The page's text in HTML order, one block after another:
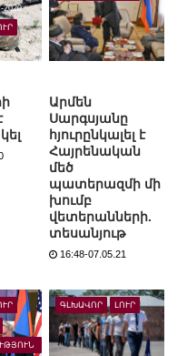
Արմեն
Սարգսյանը
հյուրընկալել է
Հայրենական
մեծ
պատերազմի մի
խումբ
վետերանների.
տեսանյութ
16:48-07.05.21
ԳԼԽԱՎՈՐ ԼՈՒՐ